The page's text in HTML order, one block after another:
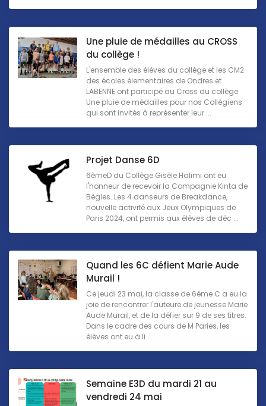
Une pluie de médailles au CROSS
du collège !
L'ensemble des élèves du collège et les CM2
des écoles élementaires de Ondres et
LABENNE ont participé au Cross du collège
Une pluie de médailles pour nos Collègiens
qui sont invités à représenter leur ...
Projet Danse 6D
6èmeD du Collège Gisèle Halimi ont eu
l'honneur de recevoir la Compagnie Kinta de
Bègles. Les 4 danseurs de Breakdance,
nouvelle activité aux Jeux Olympiques de
Paris 2024, ont permis aux élèves de déc ...
Quand les 6C défient Marie Aude
Murail !
Ce jeudi 23 mai, la classe de 6ème C a eu la
joie de rencontrer l'auteure de jeunesse Marie
Aude Murail, et de la défier sur 9 de ses titres.
Dans le cadre des cours de M Paries, les
élèves ont eu à li ...
Semaine E3D du mardi 21 au
vendredi 24 mai